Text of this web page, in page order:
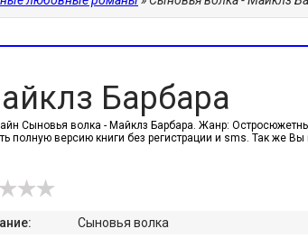
Барбара
Сыновья волка - Майклз Барбара. Жанр:
полную версию книги без регистрации и sms. Так же
Сыновья волка